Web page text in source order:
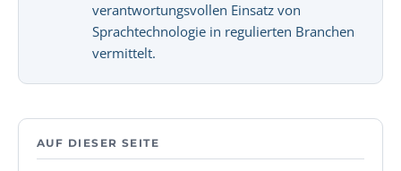
verantwortungsvollen Einsatz von
Sprachtechnologie in regulierten Branchen
vermittelt.
AUF DIESER SEITE